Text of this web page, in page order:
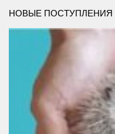
Шибковская
Межпоселенческая
Информационно-
Методический отдел
Отдел
консультационной
Отдел комплектования
НОВЫЕ ПОСТУПЛЕНИЯ